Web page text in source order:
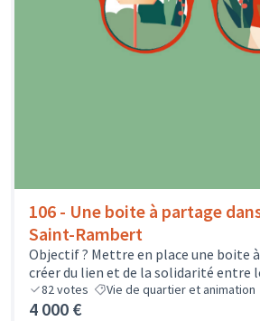
106 - Une boite à partage
Saint-Rambert
Objectif ? Mettre en place une boite
créer du lien et de la solidarité entre
82votes Vie de quartier et animation
4 000 €